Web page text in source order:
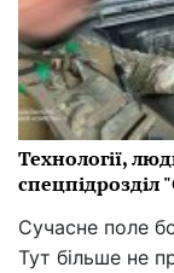
Технології,
спецпідрозділ
Сучасне поле
Тут більше не